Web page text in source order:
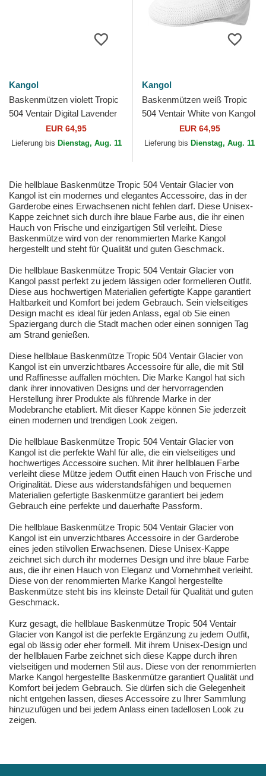
Kangol
Baskenmützen violett Tropic
504 Ventair Digital Lavender
von KangolEUR 64,95
Lieferung bis Dienstag, Aug. 11
Kangol
Baskenmützen weiß Tropic
504 Ventair White von Kangol
EUR 64,95
Lieferung bis Dienstag, Aug. 11
Die hellblaue Baskenmütze Tropic 504 Ventair Glacier von
Kangol ist ein modernes und elegantes Accessoire, das in der
Garderobe eines Erwachsenen nicht fehlen darf. Diese Unisex-
Kappe zeichnet sich durch ihre blaue Farbe aus, die ihr einen
Hauch von Frische und einzigartigen Stil verleiht. Diese
Baskenmütze wird von der renommierten Marke Kangol
hergestellt und steht für Qualität und guten Geschmack.
Die hellblaue Baskenmütze Tropic 504 Ventair Glacier von
Kangol passt perfekt zu jedem lässigen oder formelleren Outfit.
Diese aus hochwertigen Materialien gefertigte Kappe garantiert
Haltbarkeit und Komfort bei jedem Gebrauch. Sein vielseitiges
Design macht es ideal für jeden Anlass, egal ob Sie einen
Spaziergang durch die Stadt machen oder einen sonnigen Tag
am Strand genießen.
Diese hellblaue Baskenmütze Tropic 504 Ventair Glacier von
Kangol ist ein unverzichtbares Accessoire für alle, die mit Stil
und Raffinesse auffallen möchten. Die Marke Kangol hat sich
dank ihrer innovativen Designs und der hervorragenden
Herstellung ihrer Produkte als führende Marke in der
Modebranche etabliert. Mit dieser Kappe können Sie jederzeit
einen modernen und trendigen Look zeigen.
Die hellblaue Baskenmütze Tropic 504 Ventair Glacier von
Kangol ist die perfekte Wahl für alle, die ein vielseitiges und
hochwertiges Accessoire suchen. Mit ihrer hellblauen Farbe
verleiht diese Mütze jedem Outfit einen Hauch von Frische und
Originalität. Diese aus widerstandsfähigen und bequemen
Materialien gefertigte Baskenmütze garantiert bei jedem
Gebrauch eine perfekte und dauerhafte Passform.
Die hellblaue Baskenmütze Tropic 504 Ventair Glacier von
Kangol ist ein unverzichtbares Accessoire in der Garderobe
eines jeden stilvollen Erwachsenen. Diese Unisex-Kappe
zeichnet sich durch ihr modernes Design und ihre blaue Farbe
aus, die ihr einen Hauch von Eleganz und Vornehmheit verleiht.
Diese von der renommierten Marke Kangol hergestellte
Baskenmütze steht bis ins kleinste Detail für Qualität und guten
Geschmack.
Kurz gesagt, die hellblaue Baskenmütze Tropic 504 Ventair
Glacier von Kangol ist die perfekte Ergänzung zu jedem Outfit,
egal ob lässig oder eher formell. Mit ihrem Unisex-Design und
der hellblauen Farbe zeichnet sich diese Kappe durch ihren
vielseitigen und modernen Stil aus. Diese von der renommierten
Marke Kangol hergestellte Baskenmütze garantiert Qualität und
Komfort bei jedem Gebrauch. Sie dürfen sich die Gelegenheit
nicht entgehen lassen, dieses Accessoire zu Ihrer Sammlung
hinzuzufügen und bei jedem Anlass einen tadellosen Look zu
zeigen.